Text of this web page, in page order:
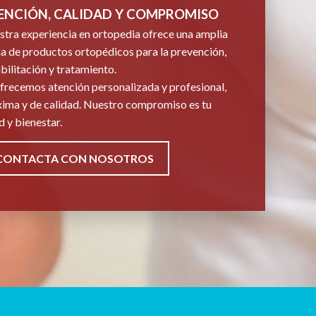
CALIDAD Y COMPROMISO
experiencia en ortopedia ofrece una amplia
de productos ortopédicos para la prevención,
y tratamiento.
atención personalizada y profesional,
y de calidad. Nuestro compromiso es tu
y bienestar.
CON NOSOTROS